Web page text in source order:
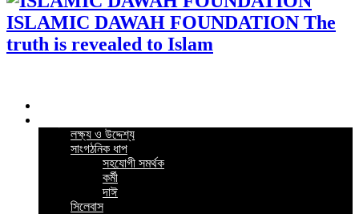
ISLAMIC DAWAH FOUNDATION The
truth is revealed to Islam
লক্ষ্য ও উদ্দেশ্য
সাংগঠনিক ধাপ
সহযোগী সমর্থক
কর্মী
দাঈ
সিলেবাস